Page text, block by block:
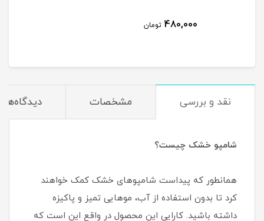
480,000 تومان
نقد و بررسی مشخصات دیدگاه‌ها
شامپو خشک چیست؟
همانطور که پیداست شامپو‌های خشک کمک خواهند
کرد تا بدون استفاده از آب، موهایی تمیز و پاکیزه
داشته باشید. کارایی این محصول در واقع این است که